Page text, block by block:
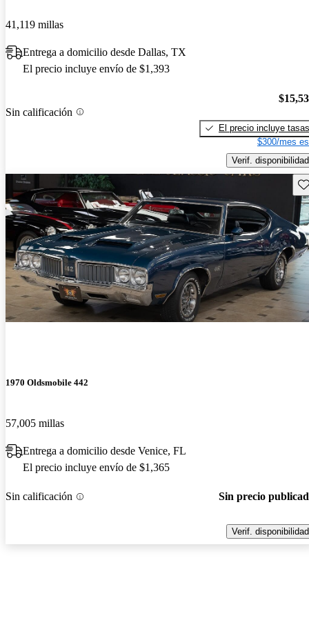
41,119 millas
Entrega a domicilio desde Dallas, TX
El precio incluye envío de $1,393
Sin calificación
El precio incluye tasas
$300/mes
Verif. disponibilidad
1970 Oldsmobile 442
57,005 millas
Entrega a domicilio desde Venice, FL
El precio incluye envío de $1,365
Sin calificación Sin precio
Verif. disponibilidad